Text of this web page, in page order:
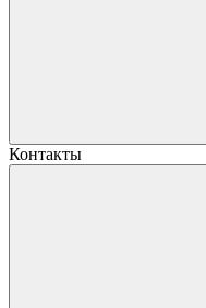
Контакты